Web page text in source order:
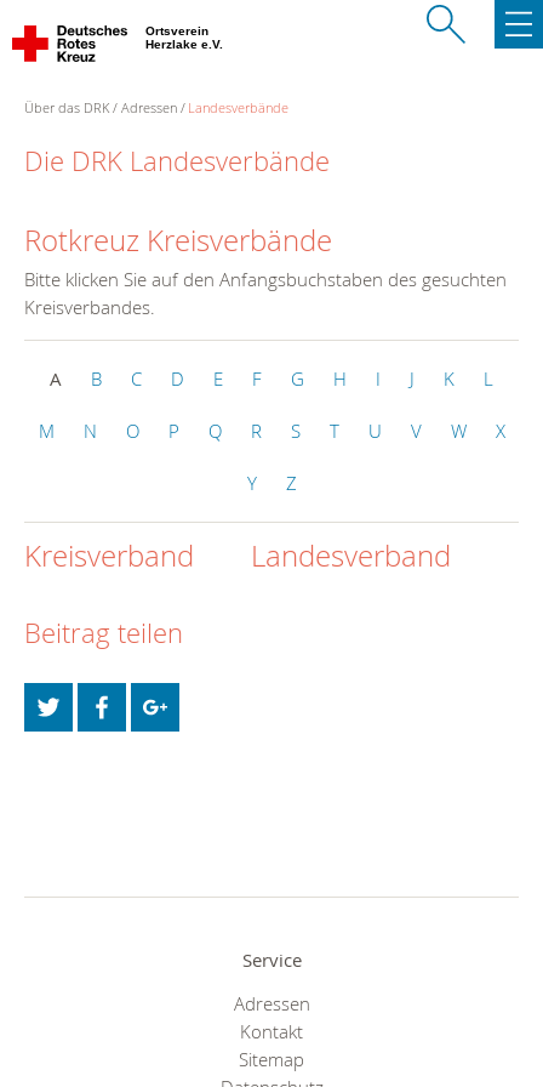
Ortsverein
Herzlake e.V.
Über das DRK Adressen Landesverbände
Die DRK Landesverbände
Rotkreuz Kreisverbände
Bitte klicken Sie auf den Anfangsbuchstaben des gesuchten
Kreisverbandes.
A B C D E F G H I J K L
M N O P Q R S T U V W X
Y Z
Kreisverband Landesverband
Beitrag teilen
Service
Adressen
Kontakt
Sitemap